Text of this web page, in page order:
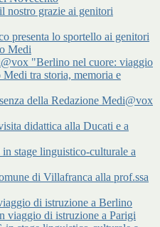
nostro grazie ai genitori
presenta lo sportello ai genitori
Medi
"Berlino nel cuore: viaggio
tra storia, memoria e
della Redazione Medi@vox
didattica alla Ducati e a
stage linguistico-culturale a
di Villafranca alla prof.ssa
di istruzione a Berlino
viaggio di istruzione a Parigi